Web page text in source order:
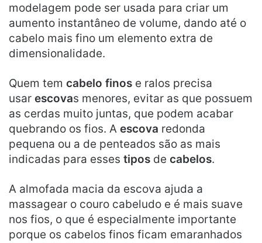
modelagem pode ser usada para criar um
aumento instantâneo de volume, dando até o
cabelo mais fino um elemento extra de
dimensionalidade.
Quem tem cabelo finos e ralos precisa
usar escovas menores, evitar as que possuem
as cerdas muito juntas, que podem acabar
quebrando os fios. A escova redonda
pequena ou a de penteados são as mais
indicadas para esses tipos de cabelos.
A almofada macia da escova ajuda a
massagear o couro cabeludo e é mais suave
nos fios, o que é especialmente importante
porque os cabelos finos ficam emaranhados